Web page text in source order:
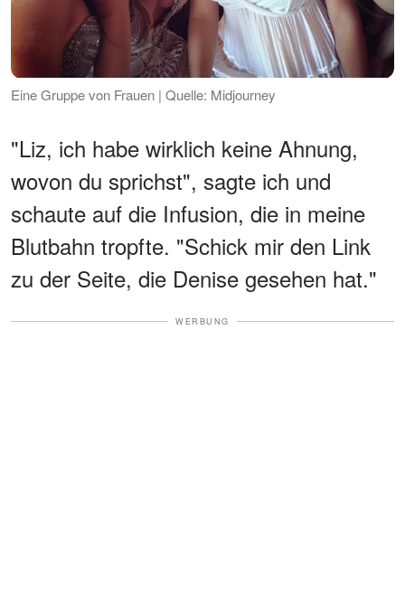
Eine Gruppe von Frauen | Quelle: Midjourney
"Liz, ich habe wirklich keine Ahnung,
wovon du sprichst", sagte ich und
schaute auf die Infusion, die in meine
Blutbahn tropfte. "Schick mir den Link
zu der Seite, die Denise gesehen hat."
WERBUNG